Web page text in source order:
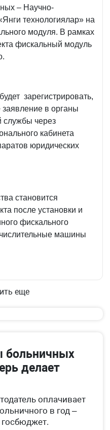
– Научно-
технологиялар» на
модуля. В рамках
фискальный модуль
зарегистрировать,
в органы
службы через
кабинета
юридических
становится
после установки и
фискального
машины
еще
больничных
делает
оплачивает
в год –
госбюджет.